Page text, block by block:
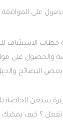
علي
خطاب الاستئناف
والحصول على
بعض النصائح
شنغن الخاصة
تفعل ؟ كيف